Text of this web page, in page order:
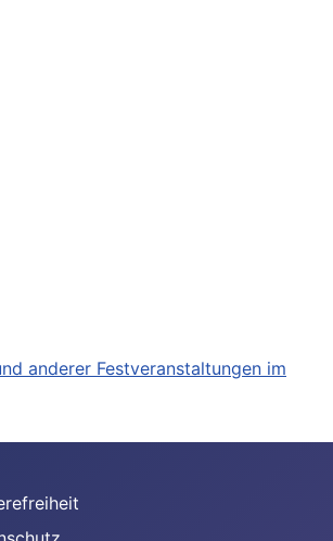
anderer Festveranstaltungen im